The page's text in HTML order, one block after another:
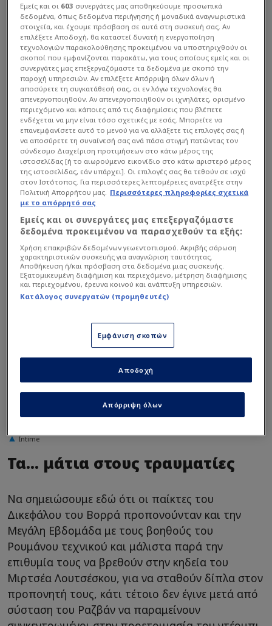
Intime
Τα... μάτια στους τραυματίες
Να σημειώσουμε εδώ ότι οι παίκτες του
Δικεφάλου του Βορρά προπονούνταν και την
Μεγάλη Εβδομάδα με τους βοηθούς του
Ρουμάνου τεχνικού και μάλιστα παρά την
επιθυμία τους να βρεθούν στην κηδεία του
Μιρτσέα Λουτσέσκου, για να σταθούν δίπλα στον
προπονητή τους, κάτι τέτοιο δεν έγινε μετά από
σύσταση του Ραζβάν να παραμείνουν
Εμείς και οι 603 συνεργάτες μας αποθηκεύουμε προσωπικά
δεδομένα, όπως δεδομένα περιήγησης ή μοναδικά αναγνωριστικά
στοιχεία, και έχουμε πρόσβαση σε αυτά στη συσκευή σας. Αν
επιλέξετε Αποδοχή, θα καταστεί δυνατή η ενεργοποίηση
τεχνολογιών παρακολούθησης προκειμένου να υποστηριχθούν οι
σκοποί που εμφανίζονται παρακάτω, για τους οποίους εμείς και οι
συνεργάτες μας επεξεργαζόμαστε τα δεδομένα με σκοπό την
παροχή υπηρεσιών. Αν επιλέξετε Απόρριψη όλων όλων ή
αποσύρετε τη συγκατάθεσή σας, οι εν λόγω τεχνολογίες θα
απενεργοποιηθούν. Αν απενεργοποιηθούν οι ιχνηλάτες, ορισμένο
περιεχόμενο και κάποιες από τις διαφημίσεις που βλέπετε
ενδέχεται να μην είναι τόσο σχετικές με εσάς. Μπορείτε να
επανεμφανίσετε αυτό το μενού για να αλλάξετε τις επιλογές σας ή
να αποσύρετε τη συναίνεσή σας ανά πάσα στιγμή πατώντας τον
σύνδεσμο Διαχείριση προτιμήσεων στο κάτω μέρος της
ιστοσελίδας [ή το αιωρούμενο εικονίδιο στο κάτω αριστερό μέρος
της ιστοσελίδας, εάν υπάρχει]. Οι επιλογές σας θα τεθούν σε ισχύ
στον Ιστότοπος. Για περισσότερες λεπτομέρειες ανατρέξτε στην
Πολιτική Απορρήτου μας. Περισσότερες πληροφορίες σχετικά
με το απόρρητό σας
Εμείς και οι συνεργάτες μας επεξεργαζόμαστε
δεδομένα προκειμένου να παρασχεθούν τα εξής:
Χρήση επακριβών δεδομένων γεωεντοπισμού. Ακριβής σάρωση
χαρακτηριστικών συσκευής για αναγνώριση ταυτότητας.
Αποθήκευση ή/και πρόσβαση στα δεδομένα μιας συσκευής.
Εξατομικευμένη διαφήμιση και περιεχόμενο, μέτρηση διαφήμισης
και περιεχομένου, έρευνα κοινού και ανάπτυξη υπηρεσιών.
Κατάλογος συνεργατών (προμηθευτές)
Εμφάνιση σκοπών
Απόρριψη όλων
Αποδοχή